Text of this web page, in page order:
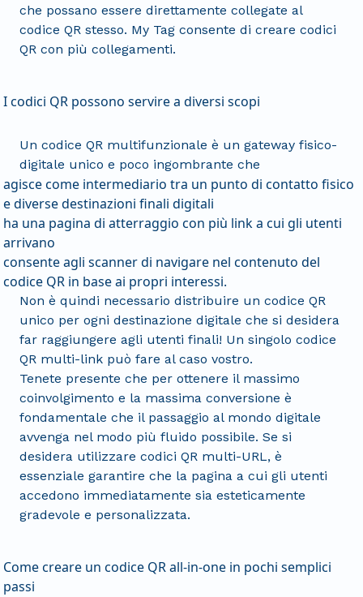
che possano essere direttamente collegate al
codice QR stesso. My Tag consente di creare codici
QR con più collegamenti.
I codici QR possono servire a diversi scopi
Un codice QR multifunzionale è un gateway fisico-
digitale unico e poco ingombrante che
agisce come intermediario tra un punto di contatto fisico
e diverse destinazioni finali digitali
ha una pagina di atterraggio con più link a cui gli utenti
arrivano
consente agli scanner di navigare nel contenuto del
codice QR in base ai propri interessi.
Non è quindi necessario distribuire un codice QR
unico per ogni destinazione digitale che si desidera
far raggiungere agli utenti finali! Un singolo codice
QR multi-link può fare al caso vostro.
Tenete presente che per ottenere il massimo
coinvolgimento e la massima conversione è
fondamentale che il passaggio al mondo digitale
avvenga nel modo più fluido possibile. Se si
desidera utilizzare codici QR multi-URL, è
essenziale garantire che la pagina a cui gli utenti
accedono immediatamente sia esteticamente
gradevole e personalizzata.
Come creare un codice QR all-in-one in pochi semplici
passi